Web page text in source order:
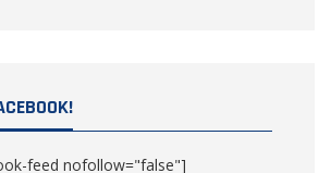
feed nofollow="false"]